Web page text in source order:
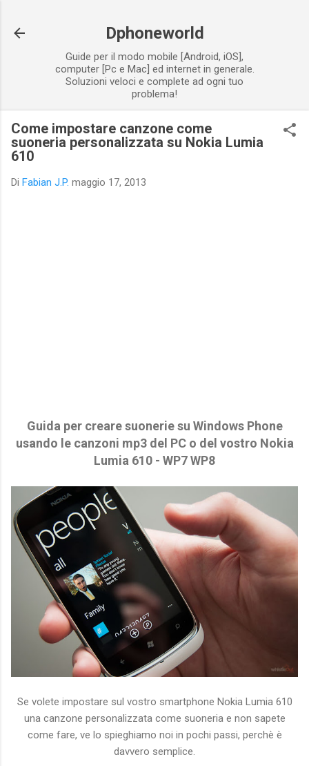
Dphoneworld
Guide per il modo mobile [Android, iOS],
computer [Pc e Mac] ed internet in generale.
Soluzioni veloci e complete ad ogni tuo
problema!
Come impostare canzone come
suoneria personalizzata su Nokia Lumia
610
Di Fabian J.P. maggio 17, 2013
Guida per creare suonerie su Windows Phone
usando le canzoni mp3 del PC o del vostro Nokia
Lumia 610 - WP7 WP8
Se volete impostare sul vostro smartphone Nokia Lumia 610
una canzone personalizzata come suoneria e non sapete
come fare, ve lo spieghiamo noi in pochi passi, perchè è
davvero semplice.